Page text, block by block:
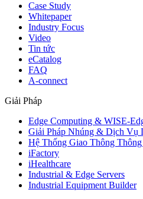
Case Study
Whitepaper
Industry Focus
Video
Tin tức
eCatalog
FAQ
A-connect
Giải Pháp
Edge Computing & WISE-
Giải Pháp Nhúng & Dịch Vụ
Hệ Thống Giao Thông
iFactory
iHealthcare
Industrial & Edge Servers
Industrial Equipment Builder